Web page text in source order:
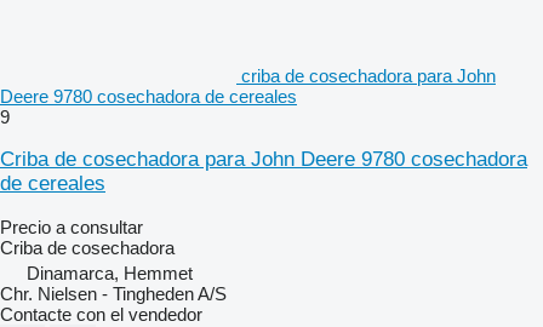
criba de cosechadora para John
Deere 9780 cosechadora de cereales
9
Criba de cosechadora para John Deere 9780 cosechadora
de cereales
Precio a consultar
Criba de cosechadora
Dinamarca, Hemmet
Chr. Nielsen - Tingheden A/S
Contacte con el vendedor